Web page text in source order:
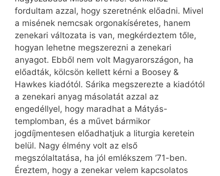
fordultam azzal, hogy szeretnénk előadni. Mivel
a misének nemcsak orgonakíséretes, hanem
zenekari változata is van, megkérdeztem tőle,
hogyan lehetne megszerezni a zenekari
anyagot. Ebből nem volt Magyarországon, ha
előadták, kölcsön kellett kérni a Boosey &
Hawkes kiadótól. Sárika megszerezte a kiadótól
a zenekari anyag másolatát azzal az
engedéllyel, hogy maradhat a Mátyás-
templomban, és a művet bármikor
jogdíjmentesen előadhatjuk a liturgia keretein
belül. Nagy élmény volt az első
megszólaltatása, ha jól emlékszem ’71-ben.
Éreztem, hogy a zenekar velem kapcsolatos